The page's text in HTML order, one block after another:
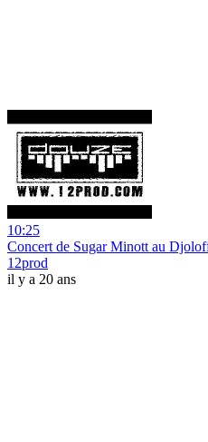
10:25
Concert de Sugar Minott au
12prod
il y a 20 ans